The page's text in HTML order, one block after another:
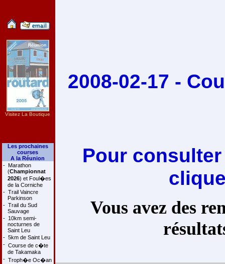
Visitez La Boutique
Les prochaines
courses
A la Réunion
- Marathon
(Championnat
2026) et Foul�es
de la Corniche
- Trail Vaincre
Parkinson
- Trail du Sud
Sauvage
- 10km semi-
nocturnes de
Saint Leu
- 5km de Saint Leu
- Course de c�te
de Takamaka
- Troph�e Oc�an
2008-02-17 -
Pour
Vous avez des